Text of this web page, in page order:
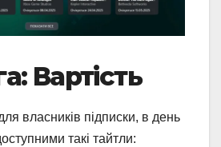
Вартість
власників підписки, в день
такі тайтли: